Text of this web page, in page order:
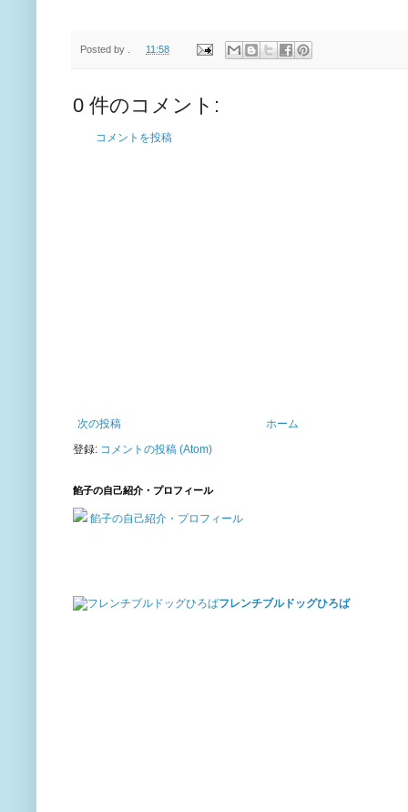
Posted by 11:58
0 件のコメント:
コメントを投稿
次の投稿
ホーム
登録: コメントの投稿 (Atom)
餡子の自己紹介・プロフィール
餡子の自己紹介・プロフィール
フレンチブルドッグひろば